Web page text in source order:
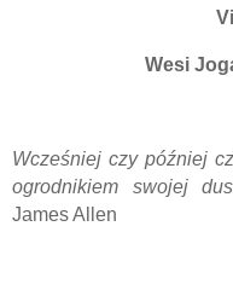
Wesi
Wcześniej czy później
ogrodnikiem swojej
James Allen